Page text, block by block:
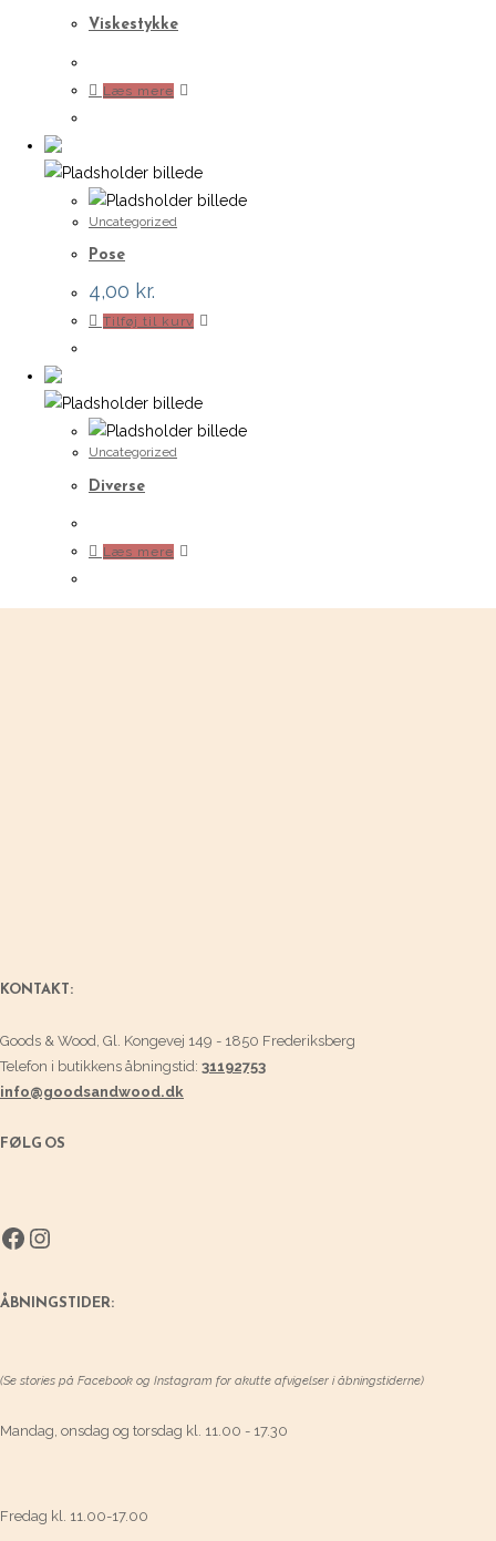
Viskestykke
Læs mere
Uncategorized
Pose
4,00 kr.
Tilføj til kurv
Uncategorized
Diverse
Læs mere
KONTAKT:
Goods & Wood, Gl. Kongevej 149 - 1850 Frederiksberg
Telefon i butikkens åbningstid: 31192753
info@goodsandwood.dk
FØLG OS
Facebook
Instagram
ÅBNINGSTIDER:
(Se stories på Facebook og Instagram for akutte afvigelser i åbningstiderne)
Mandag, onsdag og torsdag kl. 11.00 - 17.30
Fredag kl. 11.00-17.00